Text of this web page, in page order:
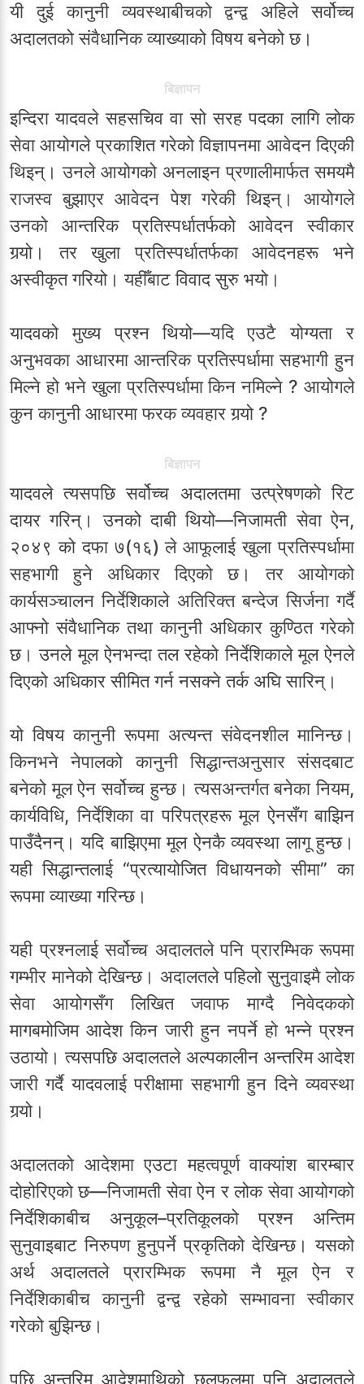
यी दुई कानुनी व्यवस्थाबीचको द्वन्द्व अहिले सर्वोच्च
अदालतको संवैधानिक व्याख्याको विषय बनेको छ।
बिज्ञापन
इन्दिरा यादवले सहसचिव वा सो सरह पदका लागि लोक
सेवा आयोगले प्रकाशित गरेको विज्ञापनमा आवेदन दिएकी
थिइन्। उनले आयोगको अनलाइन प्रणालीमार्फत समयमै
राजस्व बुझाएर आवेदन पेश गरेकी थिइन्। आयोगले
उनको आन्तरिक प्रतिस्पर्धातर्फको आवेदन स्वीकार
गर्‍यो। तर खुला प्रतिस्पर्धातर्फका आवेदनहरू भने
अस्वीकृत गरियो। यहीँबाट विवाद सुरु भयो।
यादवको मुख्य प्रश्न थियो—यदि एउटै योग्यता र
अनुभवका आधारमा आन्तरिक प्रतिस्पर्धामा सहभागी हुन
मिल्ने हो भने खुला प्रतिस्पर्धामा किन नमिल्ने ? आयोगले
कुन कानुनी आधारमा फरक व्यवहार गर्‍यो ?
बिज्ञापन
यादवले त्यसपछि सर्वोच्च अदालतमा उत्प्रेषणको रिट
दायर गरिन्। उनको दाबी थियो—निजामती सेवा ऐन,
२०४९ को दफा ७(१६) ले आफूलाई खुला प्रतिस्पर्धामा
सहभागी हुने अधिकार दिएको छ। तर आयोगको
कार्यसञ्चालन निर्देशिकाले अतिरिक्त बन्देज सिर्जना गर्दै
आफ्नो संवैधानिक तथा कानुनी अधिकार कुण्ठित गरेको
छ। उनले मूल ऐनभन्दा तल रहेको निर्देशिकाले मूल ऐनले
दिएको अधिकार सीमित गर्न नसक्ने तर्क अघि सारिन्।
यो विषय कानुनी रूपमा अत्यन्त संवेदनशील मानिन्छ।
किनभने नेपालको कानुनी सिद्धान्तअनुसार संसदबाट
बनेको मूल ऐन सर्वोच्च हुन्छ। त्यसअन्तर्गत बनेका नियम,
कार्यविधि, निर्देशिका वा परिपत्रहरू मूल ऐनसँग बाझिन
पाउँदैनन्। यदि बाझिएमा मूल ऐनकै व्यवस्था लागू हुन्छ।
यही सिद्धान्तलाई “प्रत्यायोजित विधायनको सीमा” का
रूपमा व्याख्या गरिन्छ।
यही प्रश्नलाई सर्वोच्च अदालतले पनि प्रारम्भिक रूपमा
गम्भीर मानेको देखिन्छ। अदालतले पहिलो सुनुवाइमै लोक
सेवा आयोगसँग लिखित जवाफ माग्दै निवेदकको
मागबमोजिम आदेश किन जारी हुन नपर्ने हो भन्ने प्रश्न
उठायो। त्यसपछि अदालतले अल्पकालीन अन्तरिम आदेश
जारी गर्दै यादवलाई परीक्षामा सहभागी हुन दिने व्यवस्था
गर्‍यो।
अदालतको आदेशमा एउटा महत्वपूर्ण वाक्यांश बारम्बार
दोहोरिएको छ—निजामती सेवा ऐन र लोक सेवा आयोगको
निर्देशिकाबीच अनुकूल–प्रतिकूलको प्रश्न अन्तिम
सुनुवाइबाट निरुपण हुनुपर्ने प्रकृतिको देखिन्छ। यसको
अर्थ अदालतले प्रारम्भिक रूपमा नै मूल ऐन र
निर्देशिकाबीच कानुनी द्वन्द्व रहेको सम्भावना स्वीकार
गरेको बुझिन्छ।
पछि अन्तरिम आदेशमाथिको छलफलमा पनि अदालतले